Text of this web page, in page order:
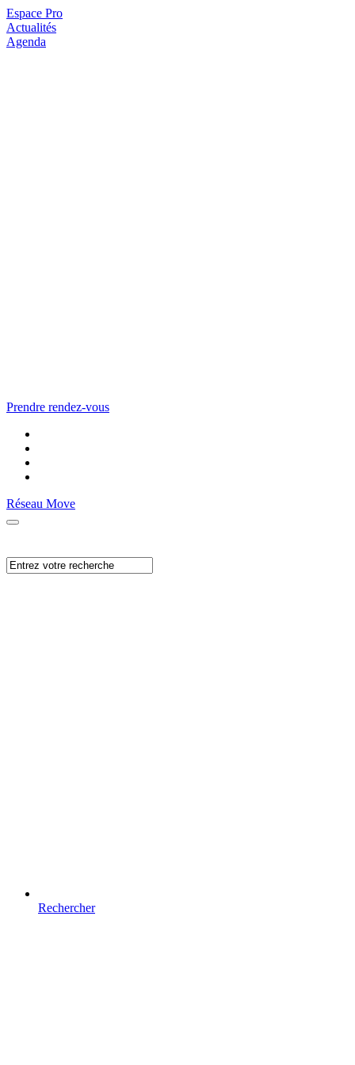
Espace Pro
Actualités
Agenda
Prendre rendez-vous
Réseau Move
Rechercher